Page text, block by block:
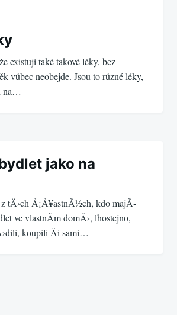
existují také takové léky, bez
vůbec neobejde. Jsou to různé léky,
na…
jako na
tÄ›ch Å¡Å¥astnÃ½ch, kdo majÃ­
ve vlastnÃ­m domÄ›, lhostejno,
koupili Äi sami…